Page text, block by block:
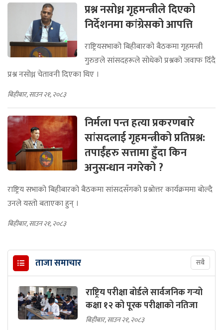
प्रश्न नसोध्न गृहमन्त्रीले दिएको
निर्देशनमा कांग्रेसको आपत्ति
राष्ट्रियसभाको बिहीबारको बैठकमा गृहमन्त्री
गुरुङले सांसदहरूले सोधेको प्रश्नको जवाफ दिँदै
प्रश्न नसोध्न चेतावनी दिएका थिए ।
बिहीबार, साउन २१, २०८३
निर्मला पन्त हत्या प्रकरणबारे
सांसदलाई गृहमन्त्रीको प्रतिप्रश्न:
तपाईंहरु सत्तामा हुँदा किन
अनुसन्धान नगरेको ?
राष्ट्रिय सभाको बिहीबारको बैठकमा सांसदसँगको प्रश्नोत्तर कार्यक्रममा बोल्दै
उनले यस्तो बताएका हुन् ।
बिहीबार, साउन २१, २०८३
ताजा समाचार सबै
राष्ट्रिय परीक्षा बोर्डले सार्वजनिक गर्‍यो
कक्षा १२ को पूरक परीक्षाको नतिजा
बिहीबार, साउन २१, २०८३